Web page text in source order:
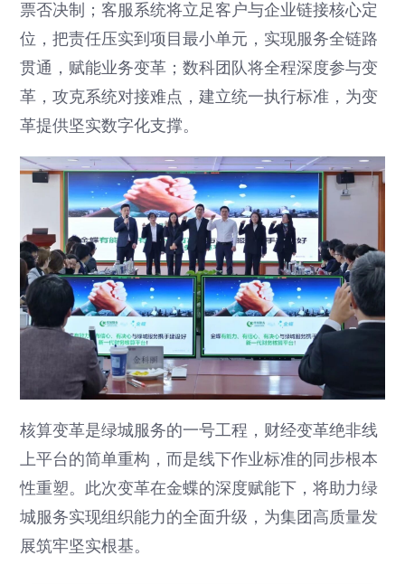
票否决制；客服系统将立足客户与企业链接核心定
位，把责任压实到项目最小单元，实现服务全链路
贯通，赋能业务变革；数科团队将全程深度参与变
革，攻克系统对接难点，建立统一执行标准，为变
革提供坚实数字化支撑。
核算变革是绿城服务的一号工程，财经变革绝非线
上平台的简单重构，而是线下作业标准的同步根本
性重塑。此次变革在金蝶的深度赋能下，将助力绿
城服务实现组织能力的全面升级，为集团高质量发
展筑牢坚实根基。